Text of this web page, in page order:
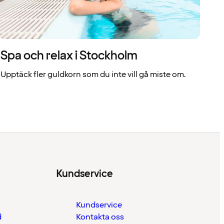
Spa och relax i Stockholm
Upptäck fler guldkorn som du inte vill gå miste om.
Kundservice
Kundservice
Kontakta oss